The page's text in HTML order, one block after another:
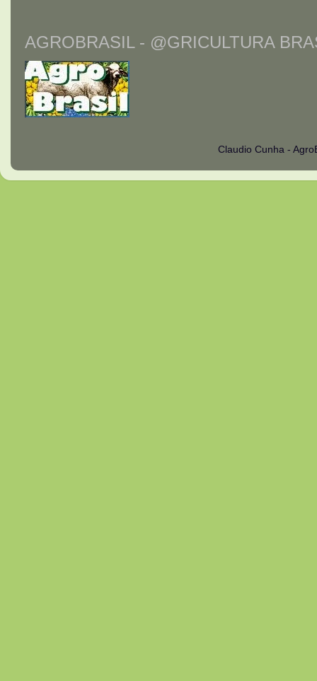
AGROBRASIL - @GRICULTURA
Claudio Cunha -